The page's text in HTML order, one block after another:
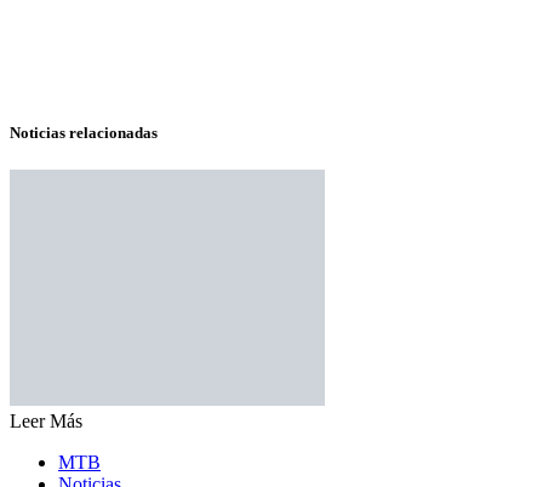
Noticias relacionadas
Leer Más
MTB